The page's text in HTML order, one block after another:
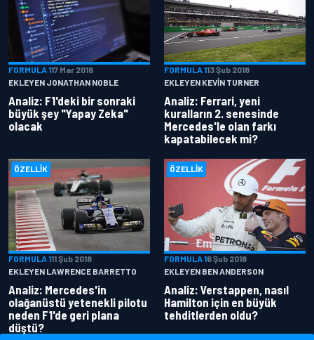
FORMULA 117 Mar 2018
EKLEYEN JONATHAN NOBLE
Analiz: F1'deki bir sonraki
büyük şey "Yapay Zeka"
olacak
FORMULA 113 Şub 2018
EKLEYEN KEVIN TURNER
Analiz: Ferrari, yeni
kuralların 2. senesinde
Mercedes'le olan farkı
kapatabilecek mi?
ÖZELLIK
FORMULA 111 Şub 2018
EKLEYEN LAWRENCE BARRETTO
Analiz: Mercedes'in
olağanüstü yetenekli pilotu
neden F1'de geri plana
düştü?
ÖZELLIK
FORMULA 16 Şub 2018
EKLEYEN BEN ANDERSON
Analiz: Verstappen, nasıl
Hamilton için en büyük
tehditlerden oldu?